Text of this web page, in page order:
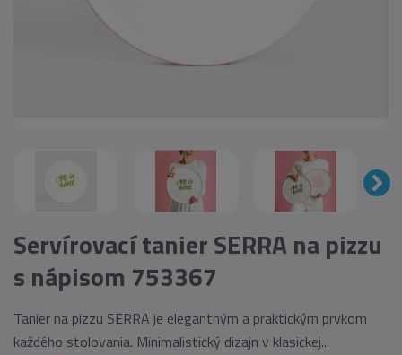
Servírovací tanier SERRA na pizzu
s nápisom 753367
Tanier na pizzu SERRA je elegantným a praktickým prvkom
každého stolovania. Minimalistický dizajn v klasickej...